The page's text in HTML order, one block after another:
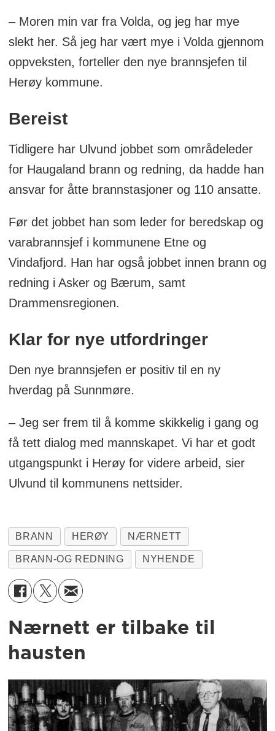
– Moren min var fra Volda, og jeg har mye
slekt her. Så jeg har vært mye i Volda gjennom
oppveksten, forteller den nye brannsjefen til
Herøy kommune.
Bereist
Tidligere har Ulvund jobbet som områdeleder
for Haugaland brann og redning, da hadde han
ansvar for åtte brannstasjoner og 110 ansatte.
Før det jobbet han som leder for beredskap og
varabrannsjef i kommunene Etne og
Vindafjord. Han har også jobbet innen brann og
redning i Asker og Bærum, samt
Drammensregionen.
Klar for nye utfordringer
Den nye brannsjefen er positiv til en ny
hverdag på Sunnmøre.
– Jeg ser frem til å komme skikkelig i gang og
få tett dialog med mannskapet. Vi har et godt
utgangspunkt i Herøy for videre arbeid, sier
Ulvund til kommunens nettsider.
BRANN HERØY NÆRNETT
BRANN-OG REDNING NYHENDE
Nærnett er tilbake til
hausten